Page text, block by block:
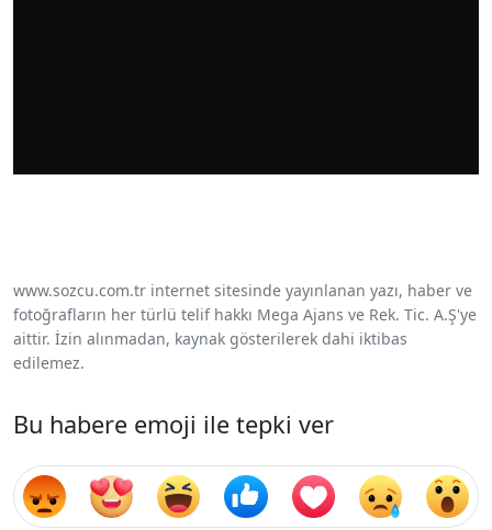
www.sozcu.com.tr internet sitesinde yayınlanan yazı, haber ve
fotoğrafların her türlü telif hakkı Mega Ajans ve Rek. Tic. A.Ş'ye
aittir. İzin alınmadan, kaynak gösterilerek dahi iktibas
edilemez.
Bu habere emoji ile tepki ver